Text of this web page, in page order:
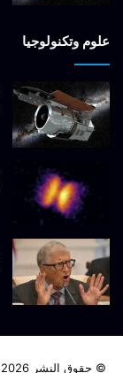
علوم وتكنولوجيا
© حقوق النشر 2026، جميع الحقوق محفوظة لدى موقع دليلي الاخبارية |